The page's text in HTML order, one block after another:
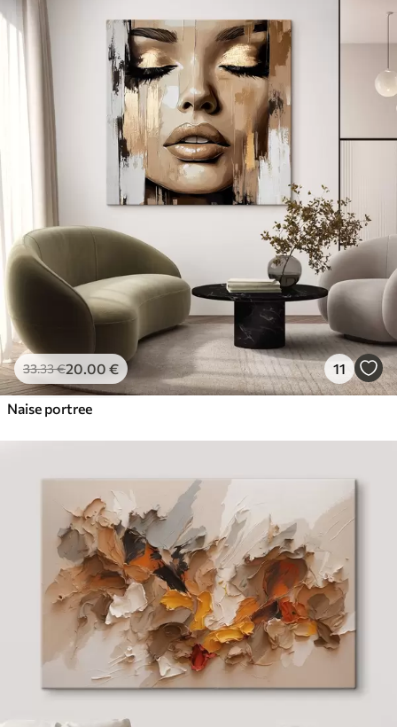
33.33€20.00 € 11
Naise portree